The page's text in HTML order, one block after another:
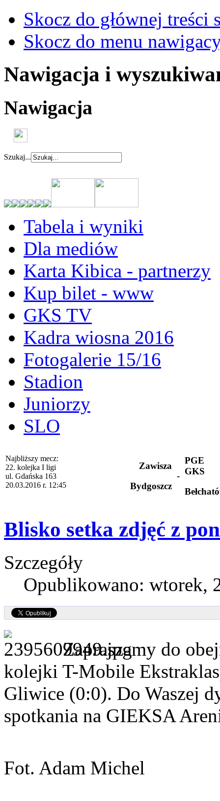
Skocz do głównej treści
Skocz do menu
Nawigacja i
Nawigacja
Szukaj...
Tabela i wyniki
Dla mediów
Karta Kibica - partnerzy
Kup bilet - www
GKS TV
Kadra wiosna 2016
Fotogalerie 15/16
Stadion
Juniorzy
SLO
Najbliższy mecz:
22. kolejka I ligi
ul. Gdańska 163
20.03.2016 r. 12:45
Zawisza
Bydgoszcz
-
PGE
GKS
Blisko setka zdjęć z
Szczegóły
Opublikowano: wtorek,
Zapraszamy do
kolejki T-Mobile
Gliwice (0:0). Do Waszej
spotkania na GIEKSA
Fot. Adam Michel